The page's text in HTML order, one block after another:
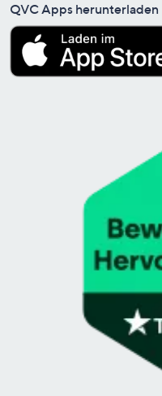
QVC Apps herunterladen